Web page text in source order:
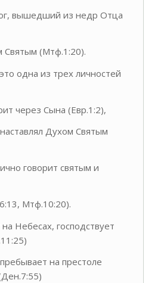
вышедший из недр Отца
Святым (Мтф.1:20).
одна из трех личностей
через Сына (Евр.1:2),
Духом Святым
говорит святым и
Мтф.10:20).
Небесах, господствует
на престоле